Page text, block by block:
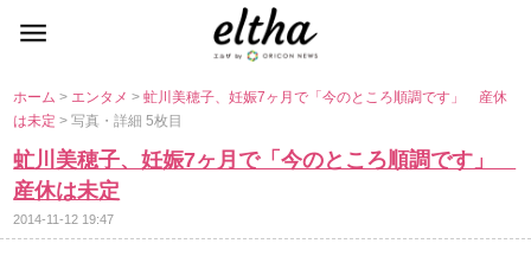
ホーム> エンタメ>虻川美穂子、妊娠7ヶ月で「今のところ順調です」 産休
は未定> 写真・詳細 5枚目
虻川美穂子、妊娠7ヶ月で「今のところ順調です」
産休は未定
2014-11-12 19:47